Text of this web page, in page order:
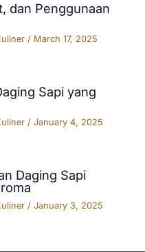
dan Penggunaan
/ March 17, 2025
Sapi yang
/January 4, 2025
Daging Sapi
/January 3, 2025